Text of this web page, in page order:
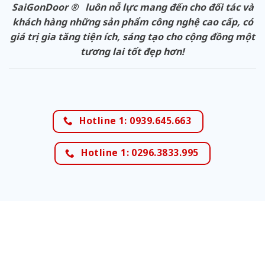
SaiGonDoor ® luôn nỗ lực mang đến cho đối tác và
khách hàng những sản phẩm công nghệ cao cấp, có
giá trị gia tăng tiện ích, sáng tạo cho cộng đồng một
tương lai tốt đẹp hơn!
Hotline 1: 0939.645.663
Hotline 1: 0296.3833.995